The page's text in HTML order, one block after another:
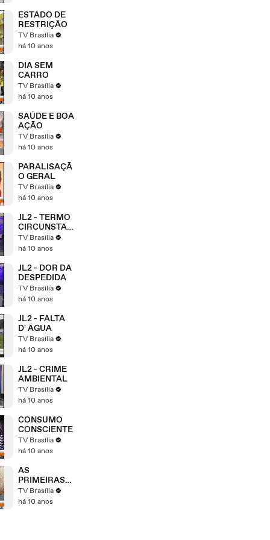
ESTADO DE
RESTRIÇÃO
TV Brasília
há 10 anos
DIA SEM
CARRO
TV Brasília
há 10 anos
SAÚDE E BOA
AÇÃO
TV Brasília
há 10 anos
PARALISAÇÃ
O GERAL
TV Brasília
há 10 anos
JL2 - TERMO
CIRCUNSTAN
CIADO
TV Brasília
há 10 anos
JL2 - DOR DA
DESPEDIDA
TV Brasília
há 10 anos
JL2 - FALTA
D' ÁGUA
TV Brasília
há 10 anos
JL2 - CRIME
AMBIENTAL
TV Brasília
há 10 anos
CONSUMO
CONSCIENTE
TV Brasília
há 10 anos
AS
PRIMEIRAS
CHUVAS
TV Brasília
há 10 anos